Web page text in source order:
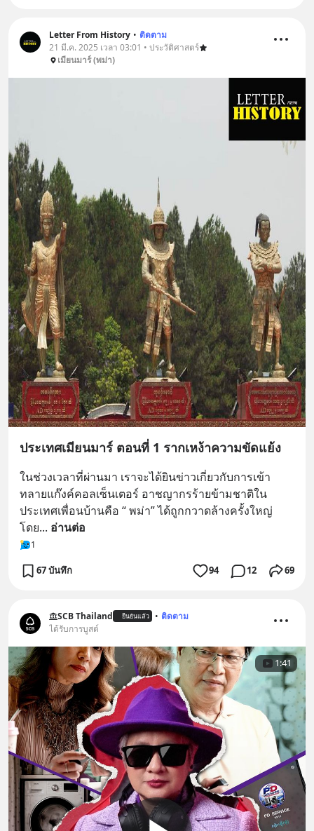
Letter From History • ติดตาม
21 มี.ค. 2025 เวลา 03:01 • ประวัติศาสตร์
เมียนมาร์ (พม่า)
ประเทศเมียนมาร์ ตอนที่ 1 รากเหง้าความขัดแย้ง
ในช่วงเวลาที่ผ่านมา เราจะได้ยินข่าวเกี่ยวกับการเข้า
ทลายแก๊งค์คอลเซ็นเตอร์ อาชญากรร้ายข้ามชาติใน
ประเทศเพื่อนบ้านคือ “ พม่า” ได้ถูกกวาดล้างครั้งใหญ่
โดย... อ่านต่อ
1
67 บันทึก 94 12 69
SCB Thailand ยืนยันแล้ว • ติดตาม
ได้รับการบูสต์
1:41